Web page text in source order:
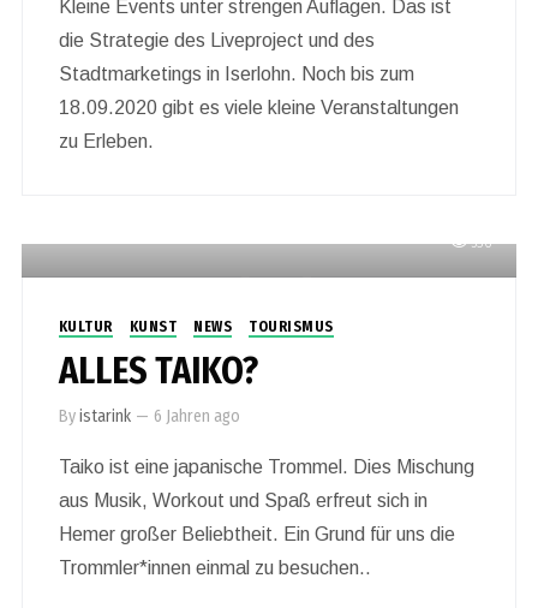
Kleine Events unter strengen Auflagen. Das ist
die Strategie des Liveproject und des
Stadtmarketings in Iserlohn. Noch bis zum
18.09.2020 gibt es viele kleine Veranstaltungen
zu Erleben.
536
KULTUR KUNST NEWS TOURISMUS
ALLES TAIKO?
Byistarink — 6 Jahren ago
Taiko ist eine japanische Trommel. Dies Mischung
aus Musik, Workout und Spaß erfreut sich in
Hemer großer Beliebtheit. Ein Grund für uns die
Trommler*innen einmal zu besuchen..